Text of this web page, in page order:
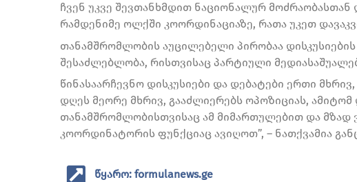
ჩვენ უკვე შევთანხმდით ნაციონალურ
რამდენიმე ოლქში კოორდინაციაზე, რათა უკეთ
თანამშრომლობის აუცილებელი პირობაა
შესაძლებლობა, რისთვისაც პარტიული
წინასაარჩევნო დისკუსიები და დებატები ერთი
დღეს მეორე მხრივ, გააძლიერებს ოპოზიციას, ამიტომ
თანამშრომლობისთვისაც ამ მიმართულებით და მზად
კოორდინატორის ფუნქციაც ავიღოთ”, – ნათქვამია
წყარო: formulanews.ge